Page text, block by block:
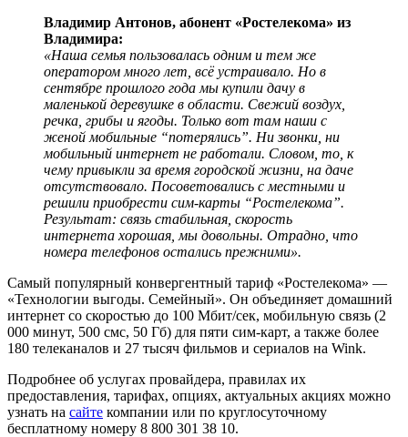
Владимир Антонов, абонент «Ростелекома» из
Владимира:
«Наша семья пользовалась одним и тем же
оператором много лет, всё устраивало. Но в
сентябре прошлого года мы купили дачу в
маленькой деревушке в области. Свежий воздух,
речка, грибы и ягоды. Только вот там наши с
женой мобильные “потерялись”. Ни звонки, ни
мобильный интернет не работали. Словом, то, к
чему привыкли за время городской жизни, на даче
отсутствовало. Посоветовались с местными и
решили приобрести сим-карты “Ростелекома”.
Результат: связь стабильная, скорость
интернета хорошая, мы довольны. Отрадно, что
номера телефонов остались прежними».
Самый популярный конвергентный тариф «Ростелекома» —
«Технологии выгоды. Семейный». Он объединяет домашний
интернет со скоростью до 100 Мбит/сек, мобильную связь (2
000 минут, 500 смс, 50 Гб) для пяти сим-карт, а также более
180 телеканалов и 27 тысяч фильмов и сериалов на Wink.
Подробнее об услугах провайдера, правилах их
предоставления, тарифах, опциях, актуальных акциях можно
узнать на сайте компании или по круглосуточному
бесплатному номеру 8 800 301 38 10.